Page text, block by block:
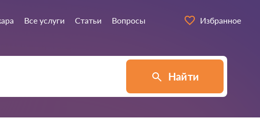
Все услуги Статьи Вопросы Избранное
Найти